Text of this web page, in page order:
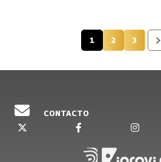
Página actual
1 Página
2 Página
3
CONTACTO